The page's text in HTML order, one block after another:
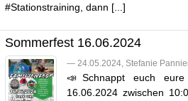
#Stationstraining, dann [...]
Sommerfest 16.06.2024
— 24.05.2024, Stefanie
📣Schnappt euch
16.06.2024 zwischen